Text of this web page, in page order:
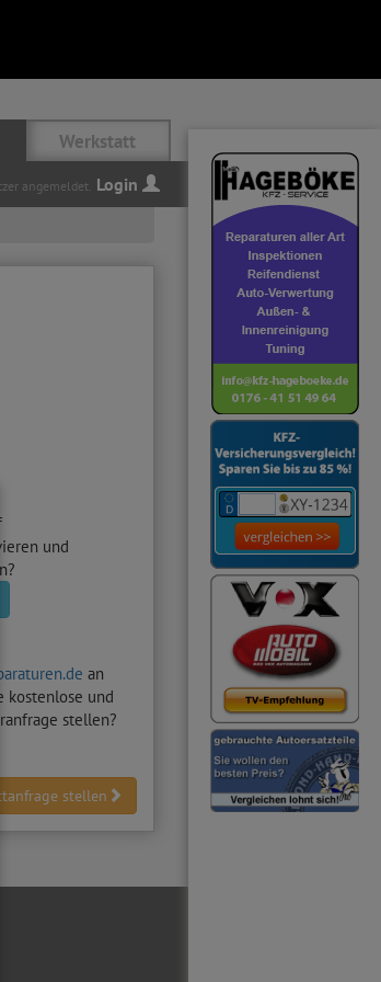
Werkstatt
angemeldet. Login
und
an
kostenlose und
stellen?
stellen